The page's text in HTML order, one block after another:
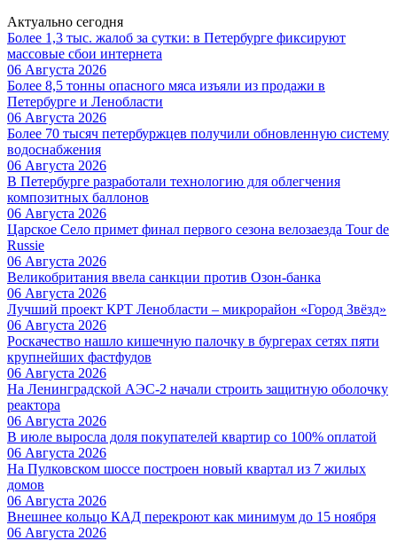
Актуально сегодня
Более 1,3 тыс. жалоб за сутки: в Петербурге фиксируют
массовые сбои интернета
06 Августа 2026
Более 8,5 тонны опасного мяса изъяли из продажи в
Петербурге и Ленобласти
06 Августа 2026
Более 70 тысяч петербуржцев получили обновленную систему
водоснабжения
06 Августа 2026
В Петербурге разработали технологию для облегчения
композитных баллонов
06 Августа 2026
Царское Село примет финал первого сезона велозаезда Tour de
Russie
06 Августа 2026
Великобритания ввела санкции против Озон-банка
06 Августа 2026
Лучший проект КРТ Ленобласти – микрорайон «Город Звёзд»
06 Августа 2026
Роскачество нашло кишечную палочку в бургерах сетях пяти
крупнейших фастфудов
06 Августа 2026
На Ленинградской АЭС-2 начали строить защитную оболочку
реактора
06 Августа 2026
В июле выросла доля покупателей квартир со 100% оплатой
06 Августа 2026
На Пулковском шоссе построен новый квартал из 7 жилых
домов
06 Августа 2026
Внешнее кольцо КАД перекроют как минимум до 15 ноября
06 Августа 2026